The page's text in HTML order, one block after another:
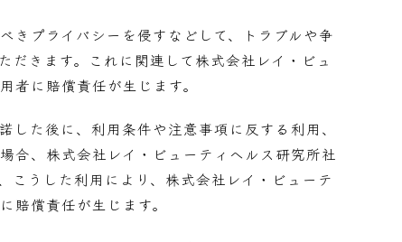
プライバシーを侵すなどして、トラブルや争
きます。これに関連して株式会社レイ・ビュ
者に賠償責任が生じます。
た後に、利用条件や注意事項に反する利用、
合、株式会社レイ・ビューティヘルス研究所社
こうした利用により、株式会社レイ・ビューテ
賠償責任が生じます。